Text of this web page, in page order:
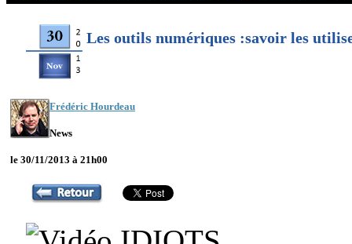
Les outils numériques :savoir les
Frédéric Hourdeau
News
le 30/11/2013 à 21h00